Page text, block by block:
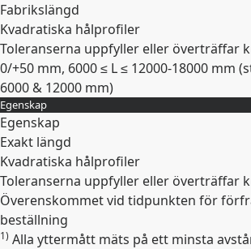
Fabrikslängd
Kvadratiska hålprofiler
Toleranserna uppfyller eller överträffar
0/+50 mm, 6000 ≤ L ≤ 12000-18000 mm
6000 & 12000 mm)
Expandera
Egenskap
Egenskap
Exakt längd
Kvadratiska hålprofiler
Toleranserna uppfyller eller överträffar
Överenskommet vid tidpunkten för
beställning
Expandera
1) Alla yttermått mäts på ett minsta